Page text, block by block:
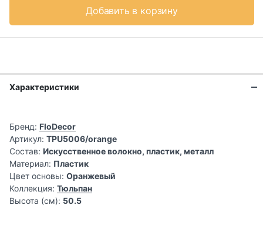
Добавить в корзину
Характеристики
Бренд: FloDecor
Артикул: TPU5006/orange
Состав: Искусственное волокно, пластик, металл
Материал: Пластик
Цвет основы: Оранжевый
Коллекция: Тюльпан
Высота (см): 50.5